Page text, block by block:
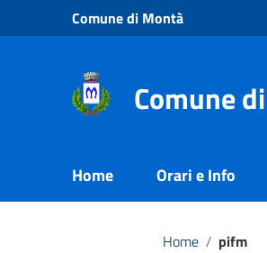
Vai ai contenuti
Vai al menu di navigazione
Comune di Montà
Comune
Home Orari e Info
Home / pifm